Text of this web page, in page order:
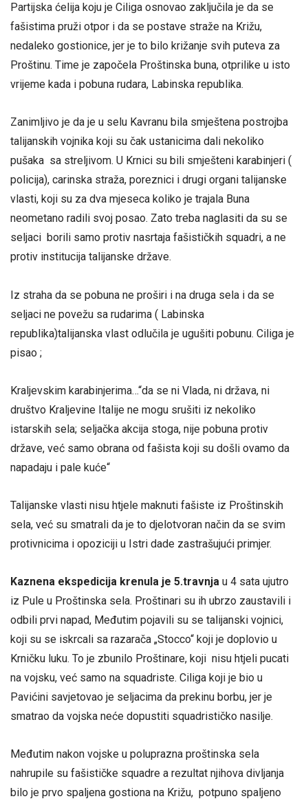
Partijska ćelija koju je Ciliga osnovao zaključila je da se
fašistima pruži otpor i da se postave straže na Križu,
nedaleko gostionice, jer je to bilo križanje svih puteva za
Proštinu. Time je započela Proštinska buna, otprilike u isto
vrijeme kada i pobuna rudara, Labinska republika.
Zanimljivo je da je u selu Kavranu bila smještena postrojba
talijanskih vojnika koji su čak ustanicima dali nekoliko
pušaka sa streljivom. U Krnici su bili smješteni karabinjeri (
policija), carinska straža, poreznici i drugi organi talijanske
vlasti, koji su za dva mjeseca koliko je trajala Buna
neometano radili svoj posao. Zato treba naglasiti da su se
seljaci borili samo protiv nasrtaja fašističkih squadri, a ne
protiv institucija talijanske države.
Iz straha da se pobuna ne proširi i na druga sela i da se
seljaci ne povežu sa rudarima ( Labinska
republika)talijanska vlast odlučila je ugušiti pobunu. Ciliga je
pisao ;
Kraljevskim karabinjerima…“da se ni Vlada, ni država, ni
društvo Kraljevine Italije ne mogu srušiti iz nekoliko
istarskih sela; seljačka akcija stoga, nije pobuna protiv
države, već samo obrana od fašista koji su došli ovamo da
napadaju i pale kuće“
Talijanske vlasti nisu htjele maknuti fašiste iz Proštinskih
sela, već su smatrali da je to djelotvoran način da se svim
protivnicima i opoziciji u Istri dade zastrašujući primjer.
Kaznena ekspedicija krenula je 5.travnja u 4 sata ujutro
iz Pule u Proštinska sela. Proštinari su ih ubrzo zaustavili i
odbili prvi napad, Međutim pojavili su se talijanski vojnici,
koji su se iskrcali sa razarača „Stocco“ koji je doplovio u
Krničku luku. To je zbunilo Proštinare, koji nisu htjeli pucati
na vojsku, već samo na squadriste. Ciliga koji je bio u
Pavićini savjetovao je seljacima da prekinu borbu, jer je
smatrao da vojska neće dopustiti squadrističko nasilje.
Međutim nakon vojske u poluprazna proštinska sela
nahrupile su fašističke squadre a rezultat njihova divljanja
bilo je prvo spaljena gostiona na Križu, potpuno spaljeno